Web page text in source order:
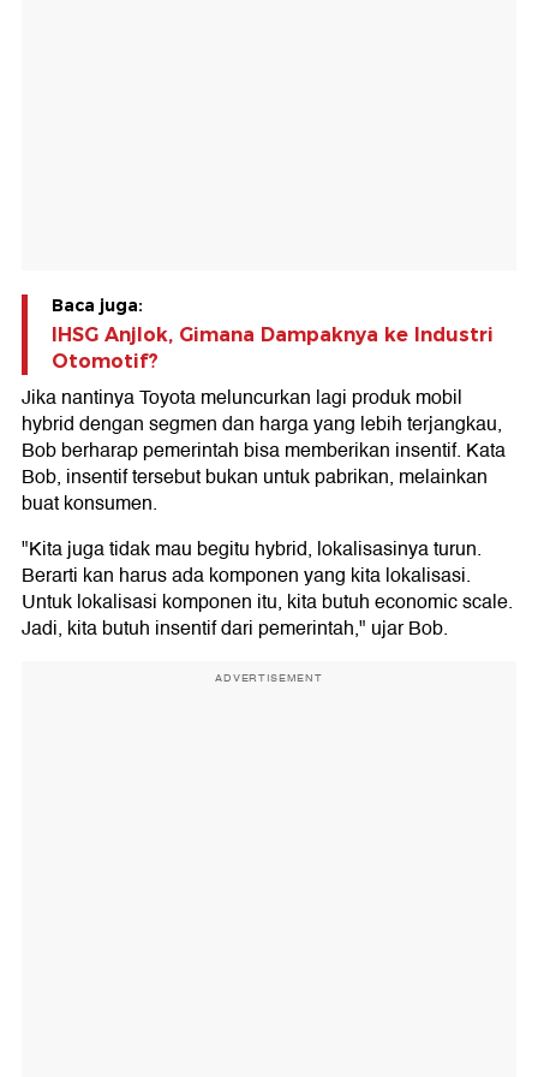
Baca juga:
IHSG Anjlok, Gimana Dampaknya ke Industri
Otomotif?
Jika nantinya Toyota meluncurkan lagi produk mobil
hybrid dengan segmen dan harga yang lebih terjangkau,
Bob berharap pemerintah bisa memberikan insentif. Kata
Bob, insentif tersebut bukan untuk pabrikan, melainkan
buat konsumen.
"Kita juga tidak mau begitu hybrid, lokalisasinya turun.
Berarti kan harus ada komponen yang kita lokalisasi.
Untuk lokalisasi komponen itu, kita butuh economic scale.
Jadi, kita butuh insentif dari pemerintah," ujar Bob.
ADVERTISEMENT